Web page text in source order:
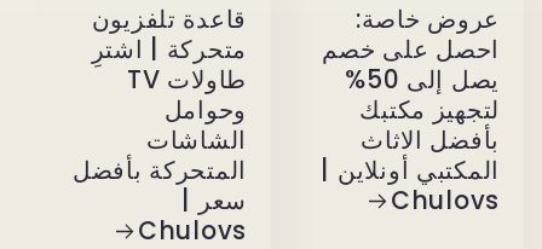
عروض خاصة:
احصل على خصم
يصل إلى 50%
لتجهيز مكتبك
بأفضل الاثاث
المكتبي أونلاين |
Chulovs
قاعدة تلفزيون
متحركة | اشترِ
طاولات TV
وحوامل
الشاشات
المتحركة بأفضل
سعر |
Chulovs